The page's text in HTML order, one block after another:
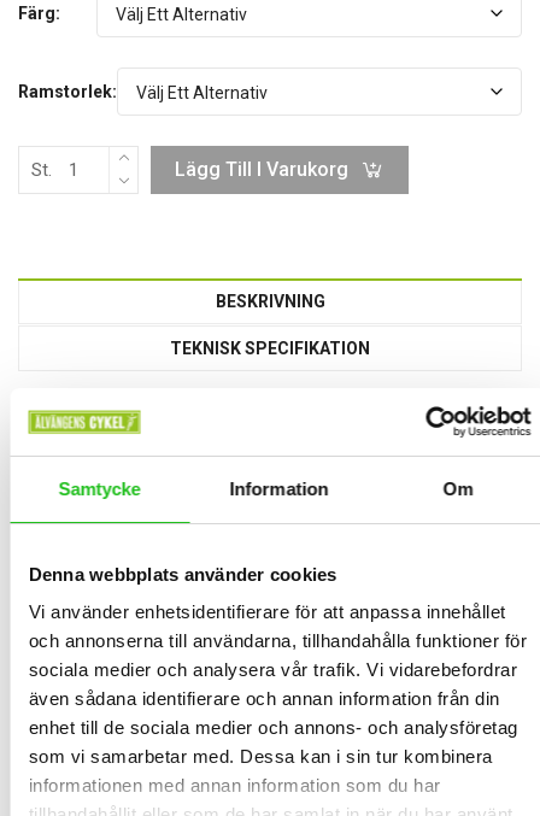
Samtycke Information Om
Denna webbplats använder cookies
Vi använder enhetsidentifierare för att anpassa innehållet
och annonserna till användarna, tillhandahålla funktioner för
sociala medier och analysera vår trafik. Vi vidarebefordrar
även sådana identifierare och annan information från din
enhet till de sociala medier och annons- och analysföretag
som vi samarbetar med. Dessa kan i sin tur kombinera
informationen med annan information som du har
Färg:
Ramstorlek:
St. Lägg Till I Varukorg
BESKRIVNING
TEKNISK SPECIFIKATION
Upplev hastigheten och komforten hos nya Orbea Avant H40 Disc
avancerad aluminiumram som är noggrant konstruerad för att
pålitlig och exakt bromskraft, vilket ger dig fullständig kontroll över
Den eleganta och lätta carbonframgaffeln ger inte bara en smidig
och responsiv styrning utan ger också cykeln en modern och
sofistikerad look. Orbea har verkligen satt standarden högt med
Avant H40 Disc, och denna racer är redo att leverera imponerande
prestanda på vägen.
Orbea